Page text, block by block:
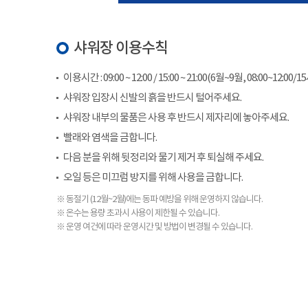
샤워장 이용수칙
이용시간 : 09:00 ~ 12:00 / 15:00 ~ 21:00(6월~9월, 08:00~12:00/
샤워장 입장시 신발의 흙을 반드시 털어주세요.
샤워장 내부의 물품은 사용 후 반드시 제자리에 놓아주세요.
빨래와 염색을 금합니다.
다음 분을 위해 뒷정리와 물기 제거 후 퇴실해 주세요.
오일 등은 미끄럼 방지를 위해 사용을 금합니다.
※ 동절기 (12월~2월)에는 동파 예방을 위해 운영하지 않습니다.
※ 온수는 용량 초과시 사용이 제한될 수 있습니다.
※ 운영 여건에 따라 운영시간 및 방법이 변경될 수 있습니다.